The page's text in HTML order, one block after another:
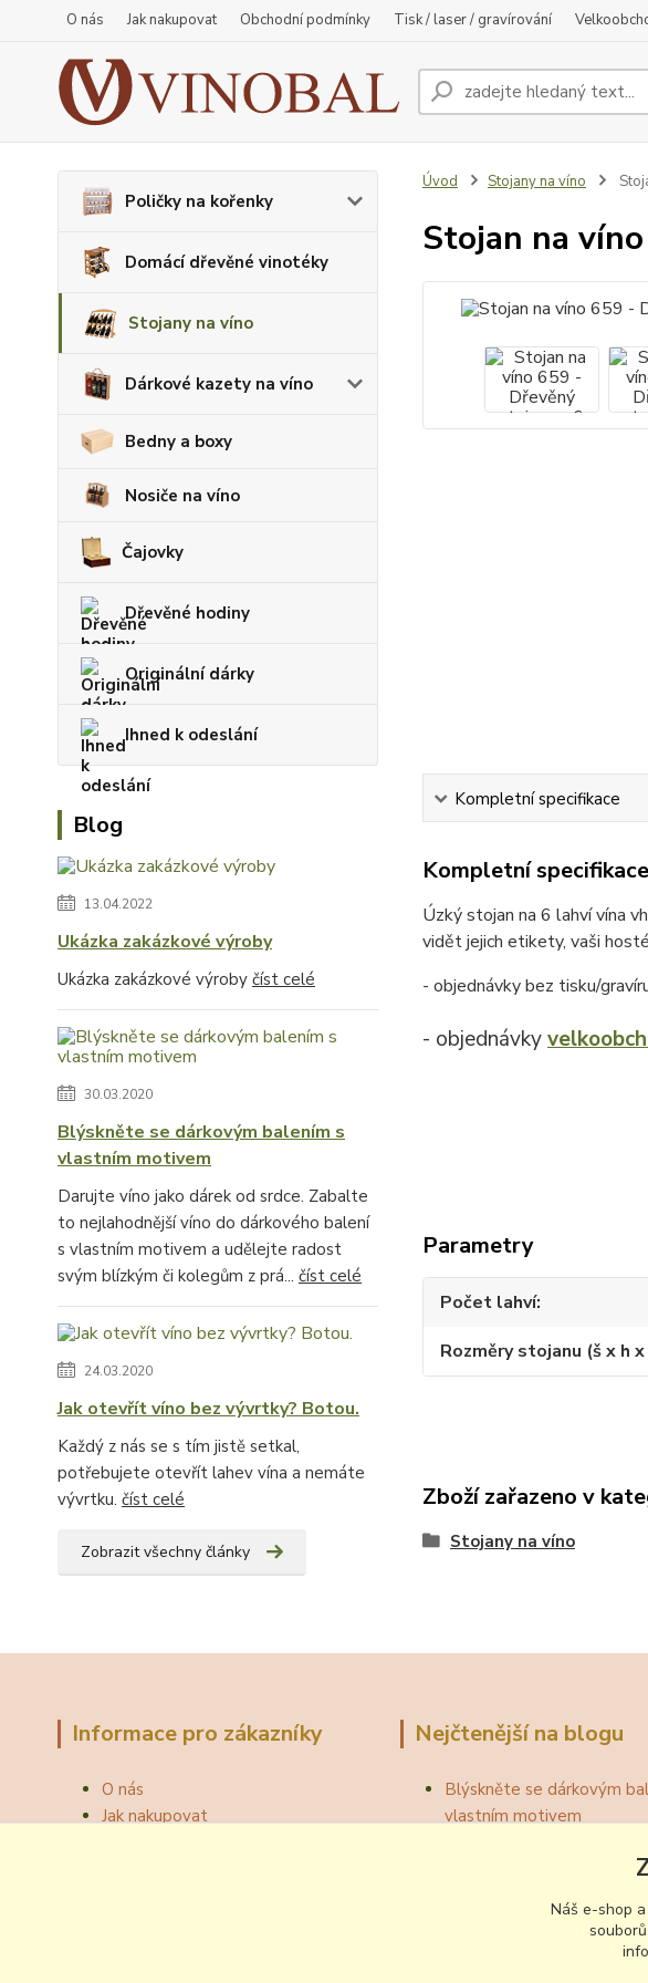
O nás Jak nakupovat Obchodní podmínky Tisk / laser / gravírování
Poličky na kořenky
Domácí dřevěné vinotéky
Stojany na víno
Dárkové kazety na víno
Bedny a boxy
Nosiče na víno
Čajovky
Dřevěné hodiny
Originální dárky
Ihned k odeslání
Blog
13.04.2022
Ukázka zakázkové výroby
Ukázka zakázkové výroby číst celé
30.03.2020
Blýskněte se dárkovým balením s
vlastním motivem
Darujte víno jako dárek od srdce. Zabalte
to nejlahodnější víno do dárkového balení
s vlastním motivem a udělejte radost
svým blízkým či kolegům z prá... číst celé
24.03.2020
Jak otevřít víno bez vývrtky? Botou.
Každý z nás se s tím jistě setkal,
potřebujete otevřít lahev vína a nemáte
vývrtku. číst celé
Zobrazit všechny články
Úvod Stojany na víno
Stojan na
Kompletní specifikace
Kompletní specifikace
Úzký stojan na 6 lahví vína
vidět jejich etikety, vaši
- objednávky bez tisku/
- objednávky
Parametry
Počet lahví
Rozměry stojanu (š x h x
Zboží zařazeno v
Stojany na víno
Informace pro zákazníky
O nás
Jak nakupovat
Nejčtenější na blogu
Blýskněte se dárkovým
vlastním motivem
Jak otevřít víno bez
Národní zvyklosti pití vína
Odzátkování a nalévání
Náš e-shop